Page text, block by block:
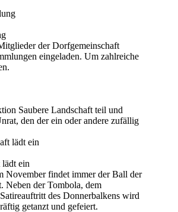
der Dorfgemeinschaft
eingeladen. Um zahlreiche
Saubere Landschaft teil und
den der ein oder andere zufällig
ein
November findet immer der Ball der
Neben der Tombola, dem
des Donnerbalkens wird
getanzt und gefeiert.